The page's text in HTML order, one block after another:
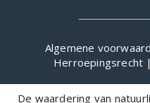
Algemene
Herroepingsrecht |
De waardering van